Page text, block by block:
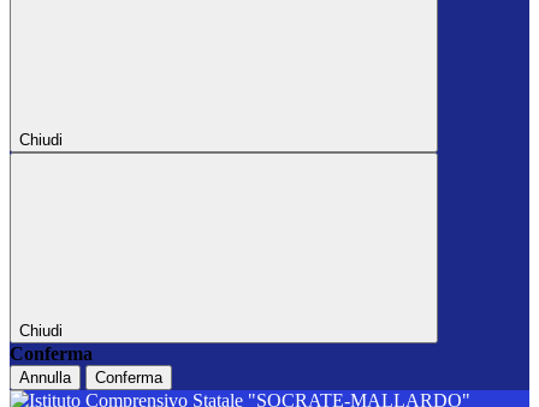
Chiudi
Chiudi
Conferma
Annulla Conferma